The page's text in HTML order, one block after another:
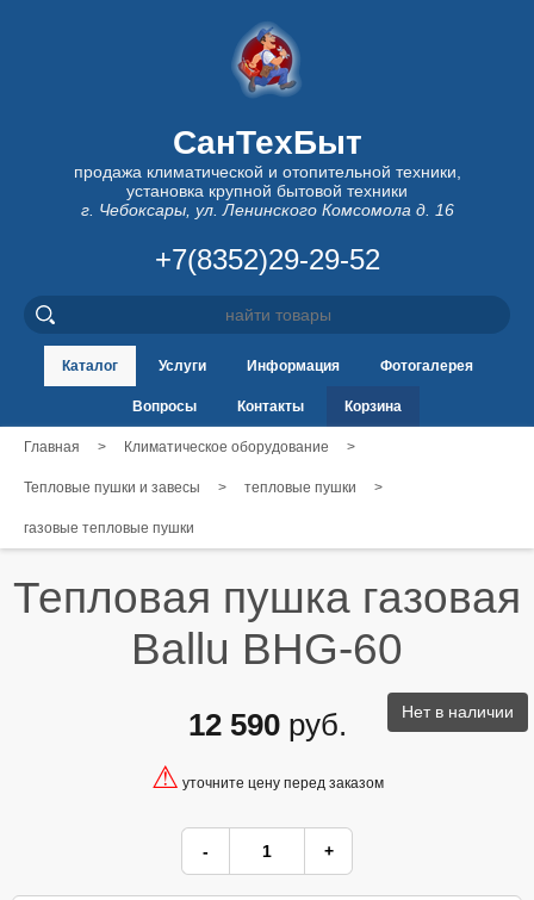
СанТехБыт
продажа климатической и отопительной техники,
установка крупной бытовой техники
г. Чебоксары, ул. Ленинского Комсомола д. 16
+7(8352)29-29-52
Каталог Услуги Информация Фотогалерея
Вопросы Контакты Корзина
Главная > Климатическое оборудование >
Тепловые пушки и завесы > тепловые пушки >
газовые тепловые пушки
Тепловая пушка газовая
Ballu BHG-60
Нет в наличии
12 590руб.
⚠ уточните цену перед заказом